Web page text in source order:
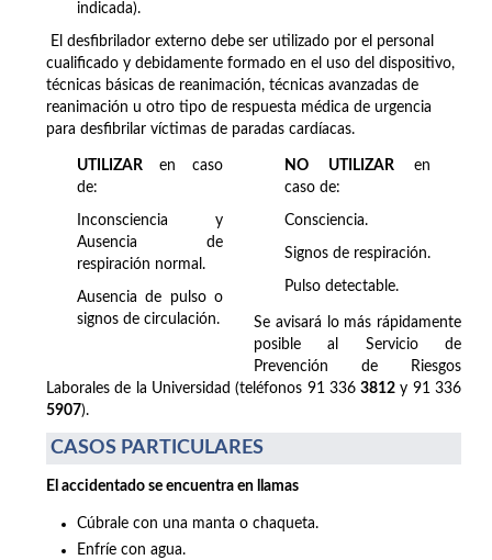
indicada).
El desfibrilador externo debe ser utilizado por el personal
cualificado y debidamente formado en el uso del dispositivo,
técnicas básicas de reanimación, técnicas avanzadas de
reanimación u otro tipo de respuesta médica de urgencia
para desfibrilar víctimas de paradas cardíacas.
UTILIZAR en caso
de:
Inconsciencia y
Ausencia de
respiración normal.
Ausencia de pulso o
signos de circulación.
NO UTILIZARen
caso de:
Consciencia.
Signos de respiración.
Pulso detectable.
Se avisará lo más rápidamente
posible al Servicio de
Prevención de Riesgos
Laborales de la Universidad (teléfonos 91 3363812 y 91 336
5907).
CASOS PARTICULARES
El accidentado se encuentra en llamas
Cúbrale con una manta o chaqueta.
Enfríe con agua.